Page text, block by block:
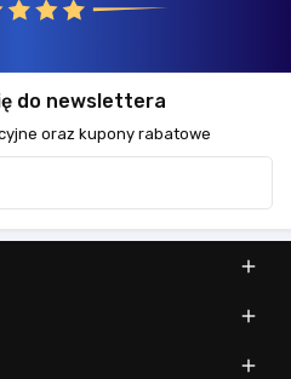
do newslettera
oraz kupony rabatowe


